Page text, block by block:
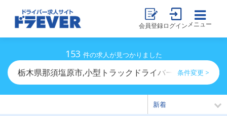
会員登録ログイン メニュー
153 件の求人が見つかりました
栃木県那須塩原市,小型トラックドライバーのドライバー
条件変更 >